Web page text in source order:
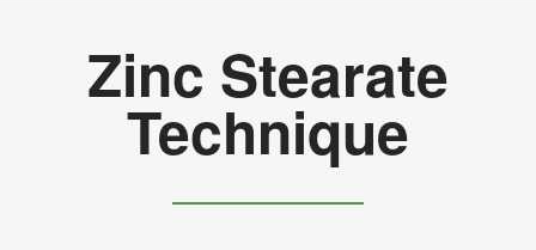
Zinc Stearate
Technique